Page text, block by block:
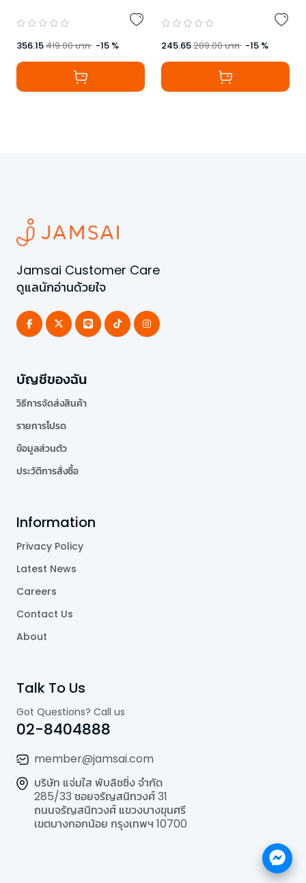
356.15419.00บาท -15 % 245.65289.00บาท -15 %
Jamsai Customer Care
ดูแลนักอ่านด้วยใจ
บัญชีของฉัน
วิธีการจัดส่งสินค้า
รายการโปรด
ข้อมูลส่วนตัว
ประวัติการสั่งซื้อ
Information
Privacy Policy
Latest News
Careers
Contact Us
About
Talk To Us
Got Questions? Call us
02-8404888
member@jamsai.com
บริษัท แจ่มใส พับลิชชิ่ง จำกัด
285/33 ซอยจรัญสนิทวงศ์ 31
ถนนจรัญสนิทวงศ์ แขวงบางขุนศรี
เขตบางกอกน้อย กรุงเทพฯ 10700